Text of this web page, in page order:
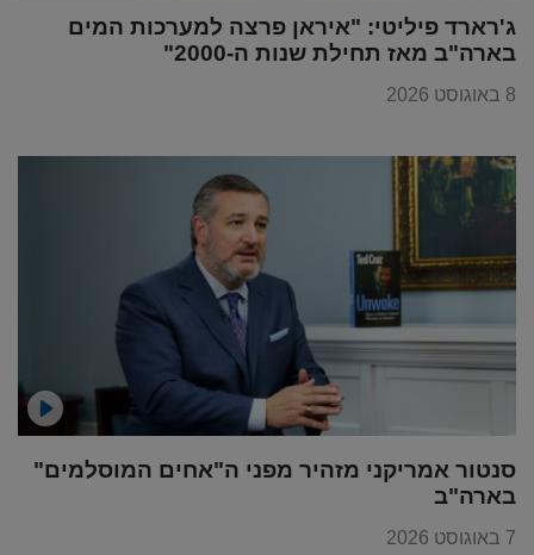
ג'רארד פיליטי: "איראן פרצה למערכות המים
בארה"ב מאז תחילת שנות ה-2000"
8 באוגוסט 2026
סנטור אמריקני מזהיר מפני ה"אחים המוסלמים"
בארה"ב
7 באוגוסט 2026